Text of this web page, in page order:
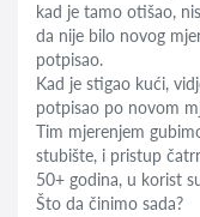
kad je tamo otišao,
da nije bilo novog
potpisao.
Kad je stigao kući,
potpisao po novom
Tim mjerenjem
stubište, i pristup
50+ godina, u korist
Što da činimo sada?